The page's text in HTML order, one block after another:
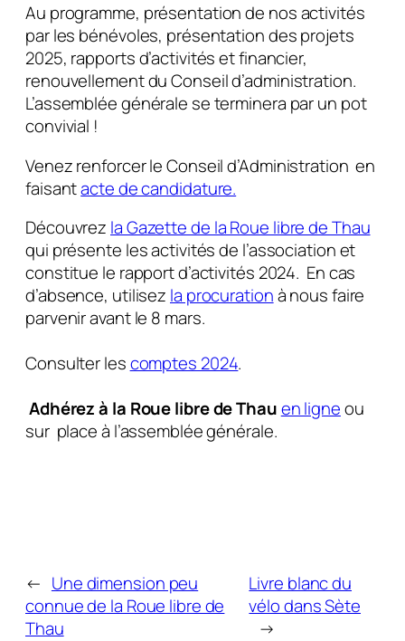
Au programme, présentation de nos activités
par les bénévoles, présentation des projets
2025, rapports d’activités et financier,
renouvellement du Conseil d’administration.
L’assemblée générale se terminera par un pot
convivial !
Venez renforcer le Conseil d’Administration en
faisantacte de candidature.
Découvrez la Gazette de la Roue libre de Thau
qui présente les activités de l’association et
constitue le rapport d’activités 2024. En cas
d’absence, utilisez la procurationà nous faire
parvenir avant le 8 mars.
Consulter lescomptes 2024.
Adhérez à la Roue libre de Thauen ligneou
sur place à l’assemblée générale.
← Une dimension peu
connue de la Roue libre de
Thau
Livre blanc du
vélo dans Sète
→